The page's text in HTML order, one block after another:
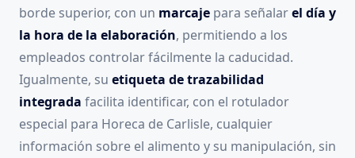
borde superior, con un marcaje para señalarel día y
la hora de la elaboración, permitiendo a los
empleados controlar fácilmente la caducidad.
Igualmente, su etiqueta de trazabilidad
integrada facilita identificar, con el rotulador
especial para Horeca de Carlisle, cualquier
información sobre el alimento y su manipulación, sin